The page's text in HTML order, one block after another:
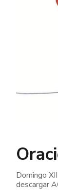
Domingo
descargar